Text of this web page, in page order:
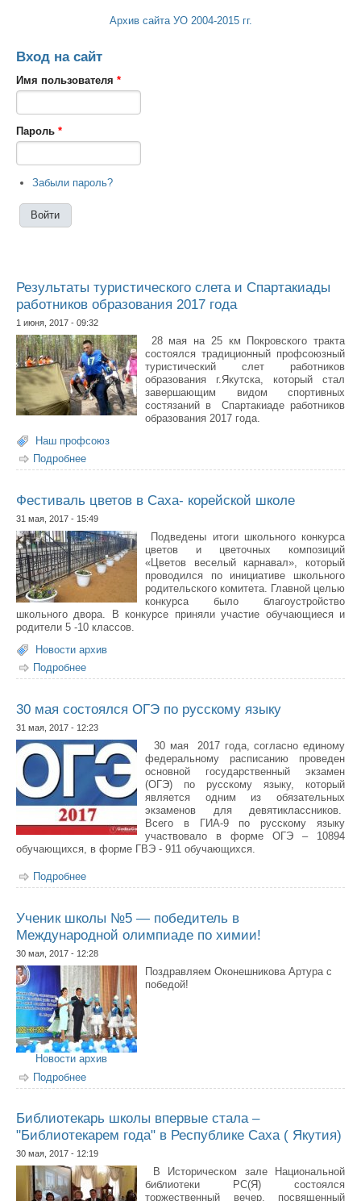
Архив сайта УО 2004-2015 гг.
Вход на сайт
Имя пользователя *
Пароль *
Забыли пароль?
Результаты туристического слета и Спартакиады
работников образования 2017 года
1 июня, 2017 - 09:32
28 мая на 25 км Покровского тракта
состоялся традиционный профсоюзный
туристический слет работников
образования г.Якутска, который стал
завершающим видом спортивных
состязаний в Спартакиаде работников
образования 2017 года.
Наш профсоюз
Подробнее
работников образования 2017 года
Фестиваль цветов в Саха- корейской школе
31 мая, 2017 - 15:49
Подведены итоги школьного конкурса
цветов и цветочных композиций
«Цветов веселый карнавал», который
проводился по инициативе школьного
родительского комитета. Главной целью
конкурса было благоустройство
школьного двора. В конкурсе приняли участие обучающиеся и
родители 5 -10 классов.
Новости архив
Подробнее
30 мая состоялся ОГЭ по русскому языку
31 мая, 2017 - 12:23
30 мая 2017 года, согласно единому
федеральному расписанию проведен
основной государственный экзамен
(ОГЭ) по русскому языку, который
является одним из обязательных
экзаменов для девятиклассников.
Всего в ГИА-9 по русскому языку
участвовало в форме ОГЭ – 10894
обучающихся, в форме ГВЭ - 911 обучающихся.
Подробнее
Ученик школы №5 — победитель в
Международной олимпиаде по химии!
30 мая, 2017 - 12:28
Поздравляем Оконешникова Артура с
победой!
Новости архив
Подробнее
олимпиаде по химии!
Библиотекарь школы впервые стала –
"Библиотекарем года" в Республике Саха ( Якутия)
30 мая, 2017 - 12:19
В Историческом зале Национальной
библиотеки РС(Я) состоялся
торжественный вечер, посвященный